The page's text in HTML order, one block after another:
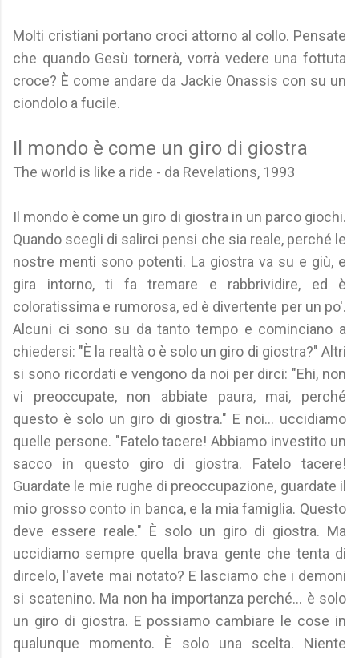
Molti cristiani portano croci attorno al collo. Pensate
che quando Gesù tornerà, vorrà vedere una fottuta
croce? È come andare da Jackie Onassis con su un
ciondolo a fucile.
Il mondo è come un giro di giostra
The world is like a ride - da Revelations, 1993
Il mondo è come un giro di giostra in un parco giochi.
Quando scegli di salirci pensi che sia reale, perché le
nostre menti sono potenti. La giostra va su e giù, e
gira intorno, ti fa tremare e rabbrividire, ed è
coloratissima e rumorosa, ed è divertente per un po'.
Alcuni ci sono su da tanto tempo e cominciano a
chiedersi: "È la realtà o è solo un giro di giostra?" Altri
si sono ricordati e vengono da noi per dirci: "Ehi, non
vi preoccupate, non abbiate paura, mai, perché
questo è solo un giro di giostra." E noi... uccidiamo
quelle persone. "Fatelo tacere! Abbiamo investito un
sacco in questo giro di giostra. Fatelo tacere!
Guardate le mie rughe di preoccupazione, guardate il
mio grosso conto in banca, e la mia famiglia. Questo
deve essere reale." È solo un giro di giostra. Ma
uccidiamo sempre quella brava gente che tenta di
dircelo, l'avete mai notato? E lasciamo che i demoni
si scatenino. Ma non ha importanza perché... è solo
un giro di giostra. E possiamo cambiare le cose in
qualunque momento. È solo una scelta. Niente